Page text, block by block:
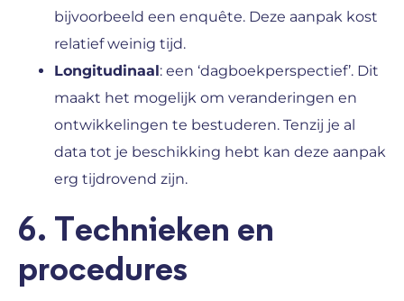
bijvoorbeeld een enquête. Deze aanpak kost
relatief weinig tijd.
Longitudinaal: een ‘dagboekperspectief’. Dit
maakt het mogelijk om veranderingen en
ontwikkelingen te bestuderen. Tenzij je al
data tot je beschikking hebt kan deze aanpak
erg tijdrovend zijn.
6. Technieken en
procedures